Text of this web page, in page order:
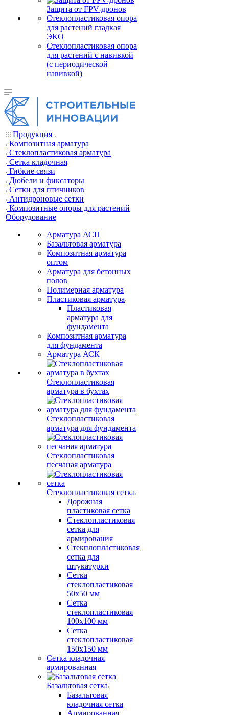
Защита от FPV-дронов
Стеклопластиковая опора
для растений гладкая
ЭКО
Стеклопластиковая опора
для растений с навивкой
(с периодической
навивкой)
Продукция
Композитная арматура
Cтеклопластиковая арматура
Сетка кладочная
Гибкие связи
Дюбели и фиксаторы
Сетки для птичников
Антидроновые сетки
Композитные опоры для растений
Оборудование
Арматура АСП
Базальтовая арматура
Композитная арматура
оптом
Арматура для бетонных
полов
Полимерная арматура
Пластиковая арматура
Пластиковая
арматура для
фундамента
Композитная арматура
для фундамента
Арматура АСК
Стеклопластиковая
арматура в бухтах
Стеклопластиковая
арматура для фундамента
Стеклопластиковая
песчаная арматура
Стеклопластиковая сетка
Дорожная
пластиковая сетка
Стеклопластиковая
сетка для
армирования
Стекплопластиковая
сетка для
штукатурки
Сетка
стеклопластиковая
50x50 мм
Сетка
стеклопластиковая
100x100 мм
Сетка
стеклопластиковая
150x150 мм
Сетка кладочная
армированная
Базальтовая сетка
Базальтовая
кладочная сетка
Армированная